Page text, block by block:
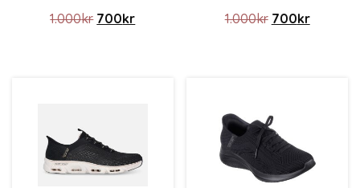
1.000kr Det ursprungliga priset var: 1.000kr.
700krDet nuvarande priset är: 700kr.
1.000kr Det
700krDet